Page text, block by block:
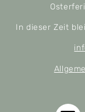
In dieser Zeit